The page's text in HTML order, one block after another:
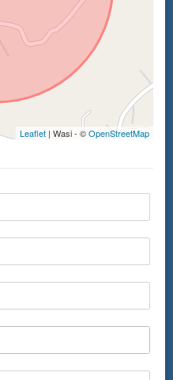
Leaflet | Wasi - ©OpenStreetMap